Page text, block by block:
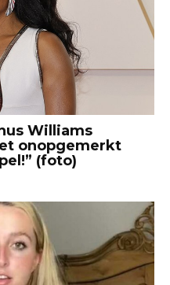
Williams
onopgemerkt
(foto)